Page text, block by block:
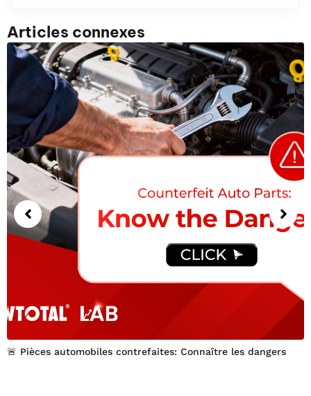
Articles connexes
🚨 Pièces automobiles contrefaites: Connaître les dangers